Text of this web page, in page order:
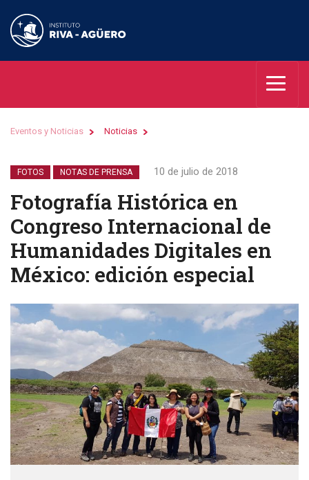
Eventos y Noticias Noticias
FOTOS NOTAS DE PRENSA 10 de julio de 2018
Fotografía Histórica en
Congreso Internacional de
Humanidades Digitales en
México: edición especial